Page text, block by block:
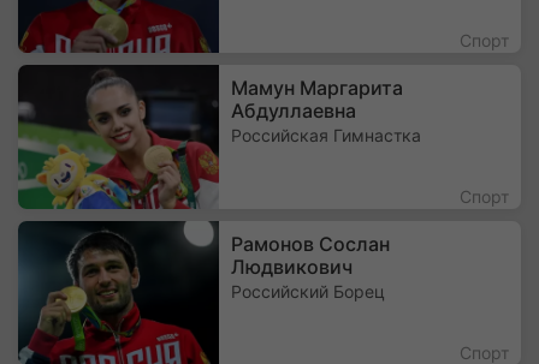
Спорт
Мамун Маргарита
Абдуллаевна
Российская Гимнастка
Спорт
Рамонов Сослан
Людвикович
Российский Борец
Спорт